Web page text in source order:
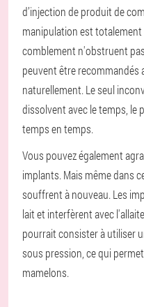
d’injection de produit de
manipulation est
comblement n'obstruent
peuvent être
naturellement. Le seul
dissolvent avec le temps, le
temps en temps.
Vous pouvez également
implants. Mais même dans
souffrent à nouveau. Les
lait et interfèrent avec
pourrait consister à utiliser
sous pression, ce qui
mamelons.